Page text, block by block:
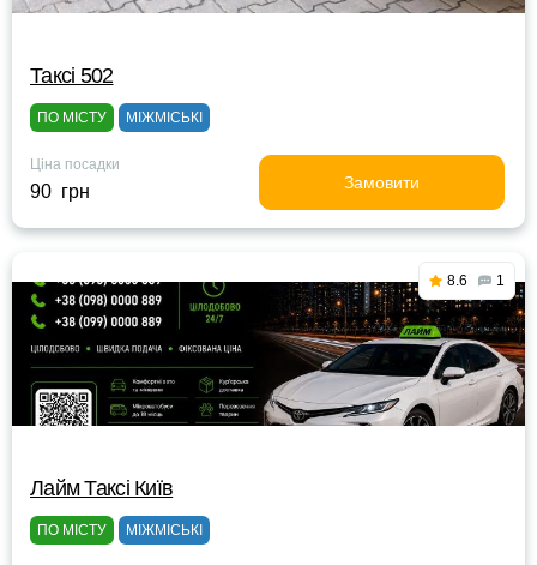
Таксі 502
ПО МІСТУ МІЖМІСЬКІ
Ціна посадки
90 грн Замовити
8.6 1
Лайм Таксі Київ
ПО МІСТУ МІЖМІСЬКІ